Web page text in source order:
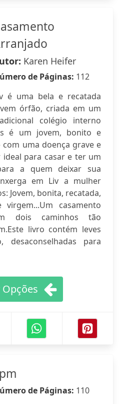
Karen Heifer
de Páginas: 112
é uma bela e recatada
órfão, criada em um
colégio interno
é um jovem, bonito e
uma doença grave e
para casar e ter um
a quem deixar sua
em Liv a mulher
Jovem, bonita, recatada,
casamento
dois caminhos tão
livro contém leves
desaconselhadas para
Opções
de Páginas: 110